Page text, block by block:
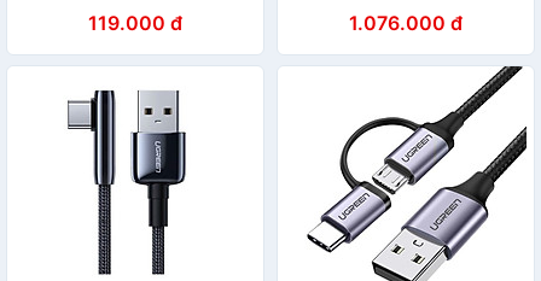
Charging Data Cable Type-
C to Type-C 100W với chất
liệu có độ bền cao, độ dẻo
dai và công nghệ sạc nhanh
Power Delivery - Hàng chính
119.000 đ
Ugreen 177OL60708CD
Hàng chính hãng
1.076.000 đ